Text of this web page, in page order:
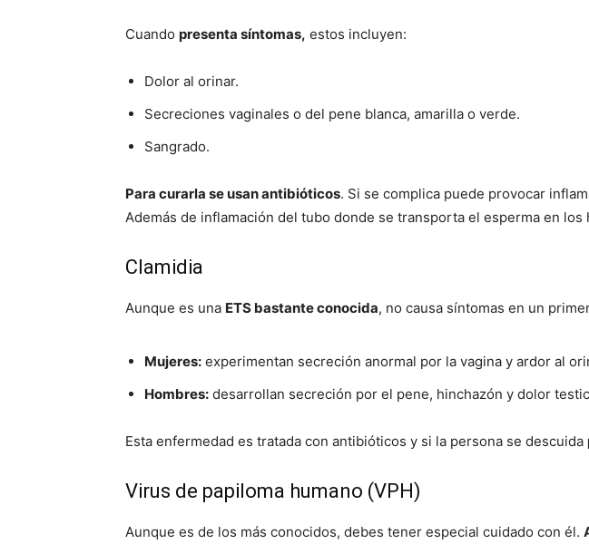
Cuando presenta síntomas, estos incluyen:
Dolor al orinar.
Secreciones vaginales o del pene blanca, amarilla o verde.
Sangrado.
Para curarla se usan antibióticos. Si se complica puede provocar
Además de inflamación del tubo donde se transporta el esperma en los
Clamidia
Aunque es una ETS bastante conocida, no causa síntomas en un
Mujeres: experimentan secreción anormal por la vagina y ardor al
Hombres: desarrollan secreción por el pene, hinchazón y dolor
Esta enfermedad es tratada con antibióticos y si la persona se descuida
Virus de papiloma humano (VPH)
Aunque es de los más conocidos, debes tener especial cuidado con él.